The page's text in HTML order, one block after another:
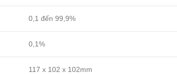
0,1 đến 99,9%
0,1%
117 x 102 x 102mm